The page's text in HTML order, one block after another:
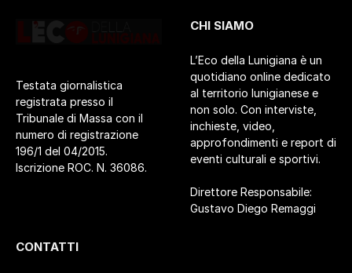
Testata giornalistica
registrata presso il
Tribunale di Massa con il
numero di registrazione
196/1 del 04/2015.
Iscrizione ROC. N. 36086.
CHI SIAMO
L’Eco della Lunigiana è un
quotidiano online dedicato
al territorio lunigianese e
non solo. Con interviste,
inchieste, video,
approfondimenti e report di
eventi culturali e sportivi.
Direttore Responsabile:
Gustavo Diego Remaggi
CONTATTI